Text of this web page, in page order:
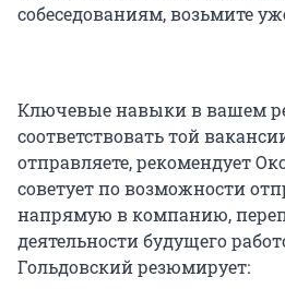
собеседованиям, возьмите
Ключевые навыки в вашем
соответствовать той
отправляете, рекомендует
советует по возможности
напрямую в компанию,
деятельности будущего
Гольдовский резюмирует: